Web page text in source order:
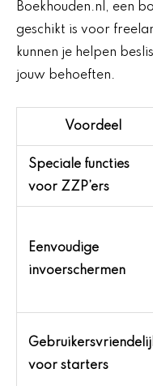
Boekhouden.nl, een
geschikt is voor
kunnen je helpen
jouw behoeften.
Voordeel
Speciale functies
voor ZZP’ers
Eenvoudige
invoerschermen
voor starters